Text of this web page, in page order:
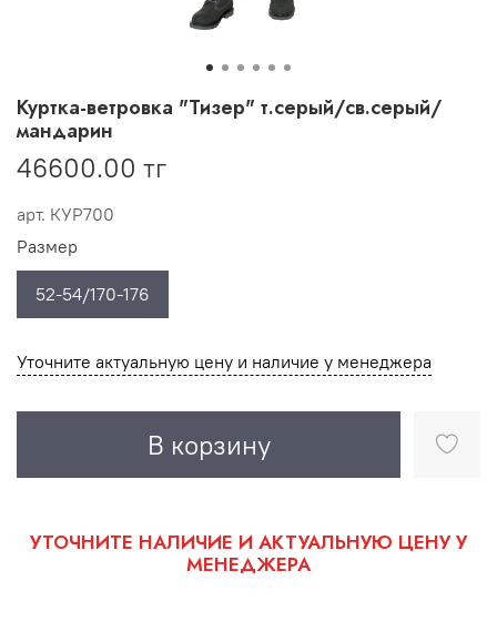
арт. КУР700
Куртка-ветровка "Тизер" т.серый/св.серый/
мандарин
46600.00 тг
Уточните актуальную цену и наличие у менеджера
В корзину
Размер
52-54/170-176
УТОЧНИТЕ НАЛИЧИЕ И АКТУАЛЬНУЮ ЦЕНУ У
МЕНЕДЖЕРА